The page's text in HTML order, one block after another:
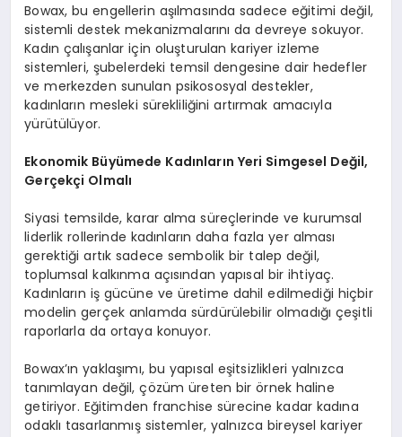
Bowax, bu engellerin aşılmasında sadece eğitimi değil,
sistemli destek mekanizmalarını da devreye sokuyor.
Kadın çalışanlar için oluşturulan kariyer izleme
sistemleri, şubelerdeki temsil dengesine dair hedefler
ve merkezden sunulan psikososyal destekler,
kadınların mesleki sürekliliğini artırmak amacıyla
yürütülüyor.
Ekonomik Büyümede Kadınların Yeri Simgesel Değil,
Gerçekçi Olmalı
Siyasi temsilde, karar alma süreçlerinde ve kurumsal
liderlik rollerinde kadınların daha fazla yer alması
gerektiği artık sadece sembolik bir talep değil,
toplumsal kalkınma açısından yapısal bir ihtiyaç.
Kadınların iş gücüne ve üretime dahil edilmediği hiçbir
modelin gerçek anlamda sürdürülebilir olmadığı çeşitli
raporlarla da ortaya konuyor.
Bowax’ın yaklaşımı, bu yapısal eşitsizlikleri yalnızca
tanımlayan değil, çözüm üreten bir örnek haline
getiriyor. Eğitimden franchise sürecine kadar kadına
odaklı tasarlanmış sistemler, yalnızca bireysel kariyer